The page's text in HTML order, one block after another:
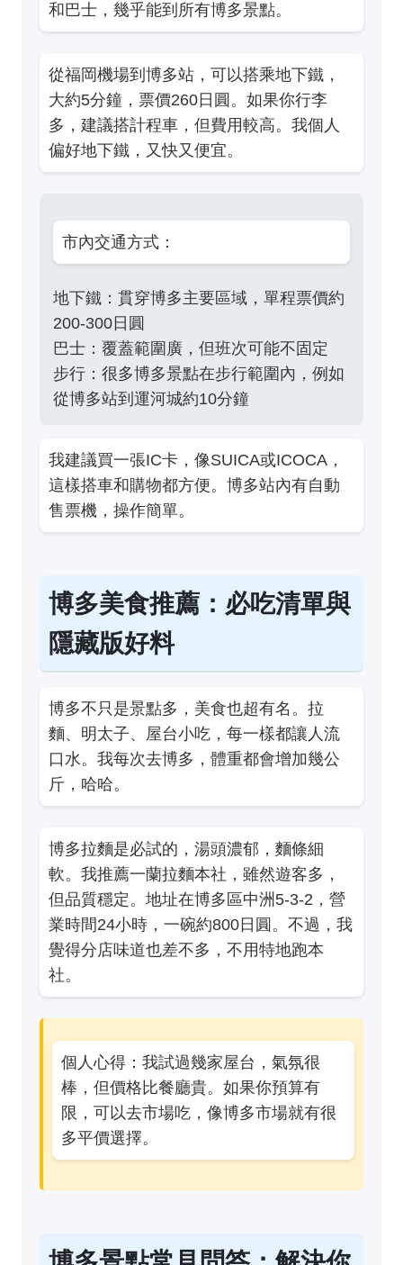
和巴士，幾乎能到所有博多景點。
從福岡機場到博多站，可以搭乘地下鐵，
大約5分鐘，票價260日圓。如果你行李
多，建議搭計程車，但費用較高。我個人
偏好地下鐵，又快又便宜。
市內交通方式：
地下鐵：貫穿博多主要區域，單程票價約
200-300日圓
巴士：覆蓋範圍廣，但班次可能不固定
步行：很多博多景點在步行範圍內，例如
從博多站到運河城約10分鐘
我建議買一張IC卡，像SUICA或ICOCA，
這樣搭車和購物都方便。博多站內有自動
售票機，操作簡單。
博多美食推薦：必吃清單與
隱藏版好料
博多不只是景點多，美食也超有名。拉
麵、明太子、屋台小吃，每一樣都讓人流
口水。我每次去博多，體重都會增加幾公
斤，哈哈。
博多拉麵是必試的，湯頭濃郁，麵條細
軟。我推薦一蘭拉麵本社，雖然遊客多，
但品質穩定。地址在博多區中洲5-3-2，營
業時間24小時，一碗約800日圓。不過，我
覺得分店味道也差不多，不用特地跑本
社。
個人心得：我試過幾家屋台，氣氛很
棒，但價格比餐廳貴。如果你預算有
限，可以去市場吃，像博多市場就有很
多平價選擇。